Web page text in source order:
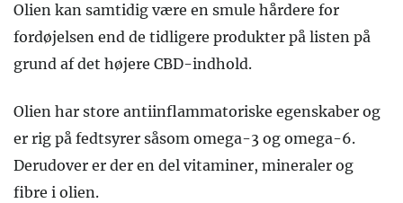
Olien kan samtidig være en smule hårdere for
fordøjelsen end de tidligere produkter på listen på
grund af det højere CBD-indhold.
Olien har store antiinflammatoriske egenskaber og
er rig på fedtsyrer såsom omega-3 og omega-6.
Derudover er der en del vitaminer, mineraler og
fibre i olien.